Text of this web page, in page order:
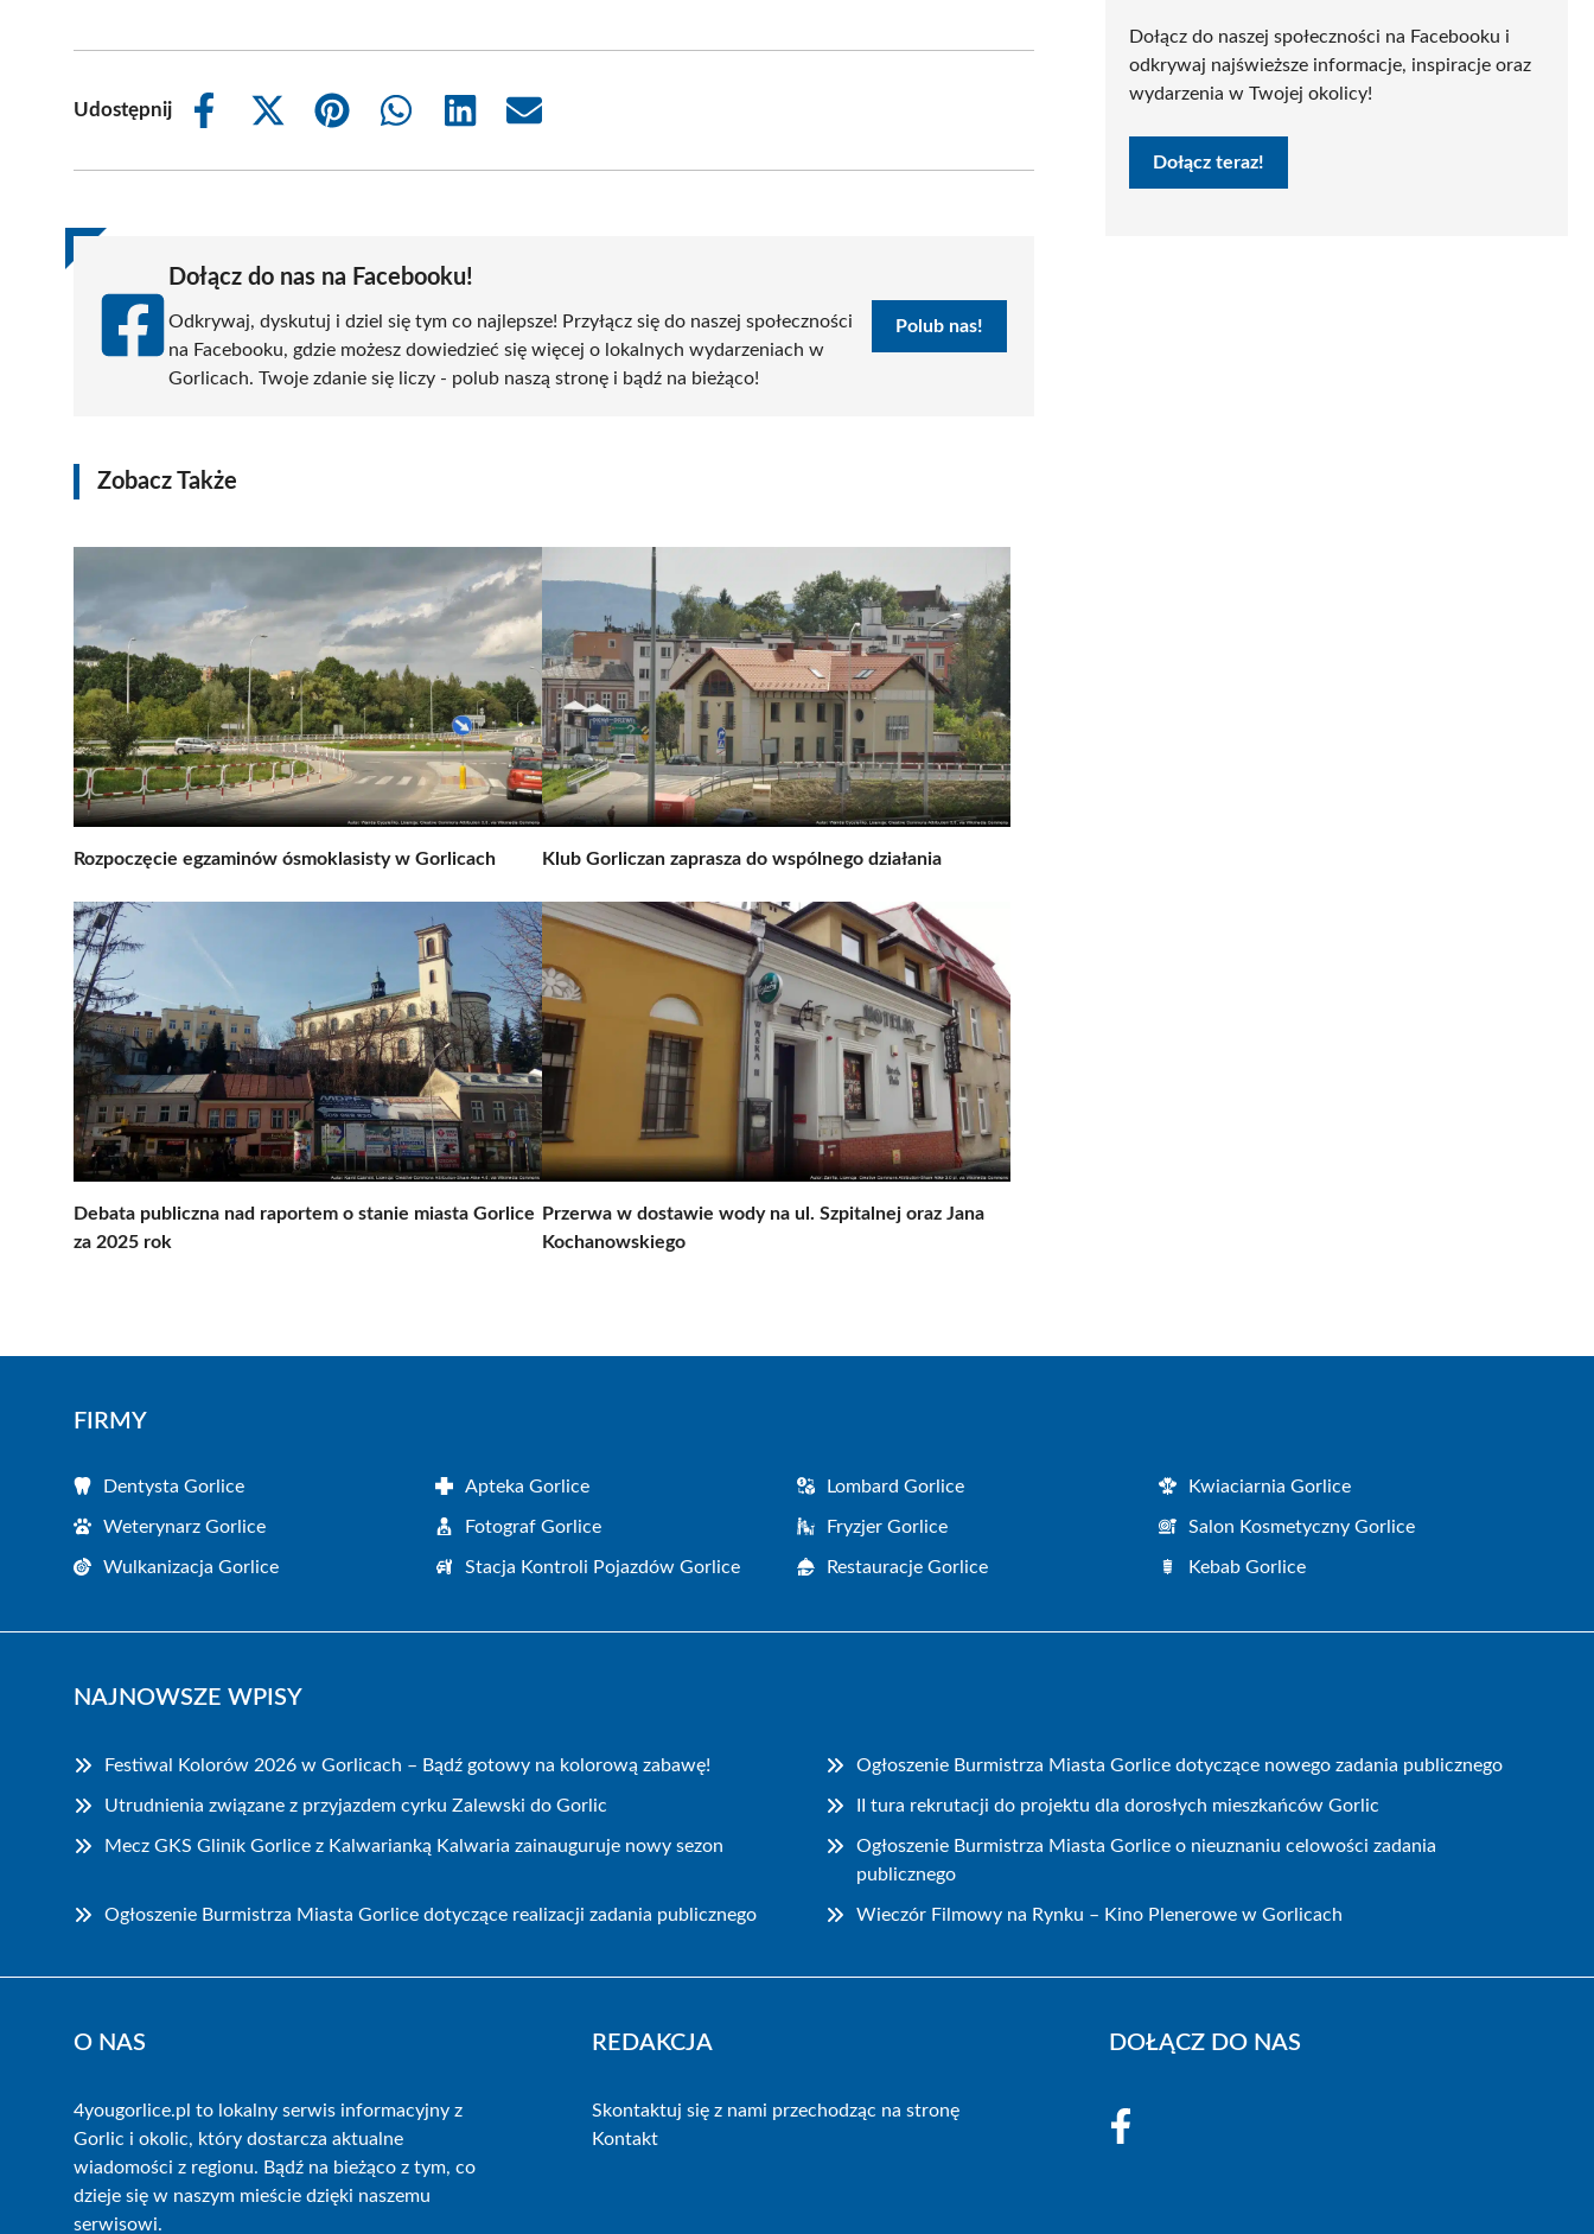
Udostępnij
Share
Share
(Twitter)
Share
Share
Share
Share
Dołącz do nas na Facebooku!
Odkrywaj, dyskutuj i dziel się tym co najlepsze! Przyłącz się do naszej społeczności
na Facebooku, gdzie możesz dowiedzieć się więcej o lokalnych wydarzeniach w
Gorlicach. Twoje zdanie się liczy - polub naszą stronę i bądź na bieżąco!
Polub nas!
Zobacz Także
Rozpoczęcie egzaminów ósmoklasisty w Gorlicach Klub Gorliczan zaprasza do wspólnego działania
Debata publiczna nad raportem o stanie miasta Gorlice
za 2025 rok
Przerwa w dostawie wody na ul. Szpitalnej oraz Jana
Kochanowskiego
Dołącz do naszej społeczności na Facebooku i
odkrywaj najświeższe informacje, inspiracje oraz
wydarzenia w Twojej okolicy!
Dołącz teraz!
FIRMY
Dentysta Gorlice Apteka Gorlice Lombard Gorlice Kwiaciarnia Gorlice
Weterynarz Gorlice Fotograf Gorlice Fryzjer Gorlice Salon Kosmetyczny Gorlice
Wulkanizacja Gorlice Stacja Kontroli Pojazdów Gorlice Restauracje Gorlice Kebab Gorlice
NAJNOWSZE WPISY
Festiwal Kolorów 2026 w Gorlicach – Bądź gotowy na kolorową zabawę! Ogłoszenie Burmistrza Miasta Gorlice dotyczące nowego zadania publicznego
Utrudnienia związane z przyjazdem cyrku Zalewski do Gorlic II tura rekrutacji do projektu dla dorosłych mieszkańców Gorlic
Mecz GKS Glinik Gorlice z Kalwarianką Kalwaria zainauguruje nowy sezon
Ogłoszenie Burmistrza Miasta Gorlice o nieuznaniu celowości zadania
publicznego
Ogłoszenie Burmistrza Miasta Gorlice dotyczące realizacji zadania publicznego Wieczór Filmowy na Rynku – Kino Plenerowe w Gorlicach
O NAS
4yougorlice.pl to lokalny serwis informacyjny z
Gorlic i okolic, który dostarcza aktualne
wiadomości z regionu. Bądź na bieżąco z tym, co
dzieje się w naszym mieście dzięki naszemu
serwisowi.
REDAKCJA
Skontaktuj się z nami przechodząc na stronę
Kontakt
DOŁĄCZ DO NAS